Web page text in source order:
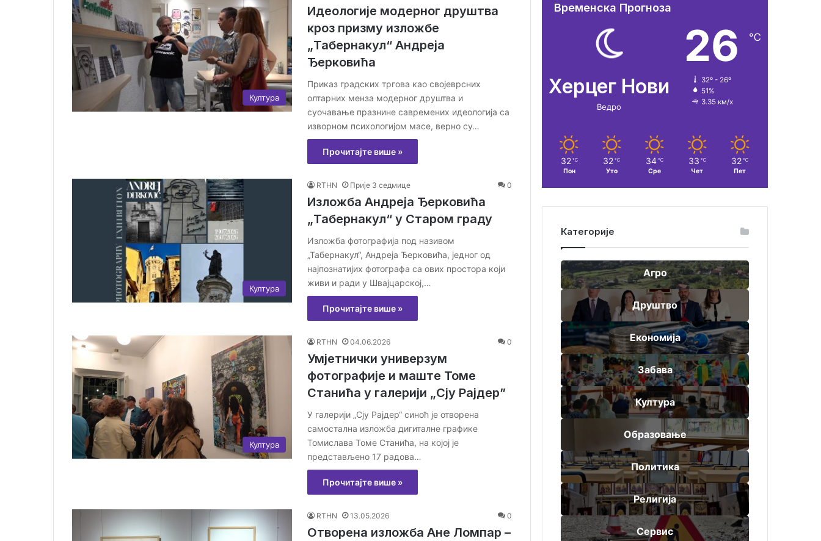
Култура
Идеологије модерног друштва
кроз призму изложбе
„Табернакул“ Андреја
Ђерковића
Приказ градских тргова као својеврсних
олтарних менза модерног друштва и
суочавање празнине савремених идеологија са
изворном психологијом масе, верно су…
Прочитајте више »
Култура
RTHN Прије 3 седмице 0
Изложба Андреја Ђерковића
„Табернакул“ у Старом граду
Изложба фотографија под називом
„Табернакул“, Андреја Ђерковића, једног од
најпознатијих фотографа са ових простора који
живи и ради у Швајцарској,…
Прочитајте више »
Култура
RTHN 04.06.2026 0
Умјетнички универзум
фотографије и маште Томе
Станића у галерији „Сју Рајдер”
У галерији „Сју Рајдер“ синоћ је отворена
самостална изложба дигиталне графике
Томислава Томе Станића, на којој је
представљено 17 радова…
Прочитајте више »
RTHN 13.05.2026 0
Отворена изложба Ане Ломпар –
Временска Прогноза
Херцег Нови
Ведро
26 ℃
32º - 26º
51%
3.35 км/х
32 ℃
Пон
32 ℃
Уто
34 ℃
Сре
33 ℃
Чет
32 ℃
Пет
Категорије
Агро
Друштво
Економија
Забава
Култура
Образовање
Политика
Религија
Сервис